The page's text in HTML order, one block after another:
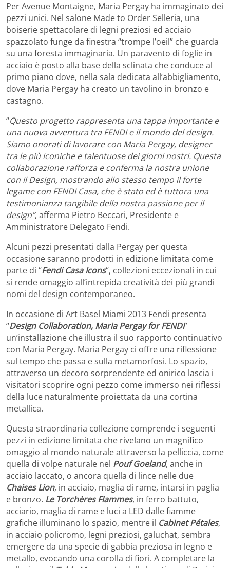
Per Avenue Montaigne, Maria Pergay ha immaginato dei
pezzi unici. Nel salone Made to Order Selleria, una
boiserie spettacolare di legni preziosi ed acciaio
spazzolato funge da finestra “trompe l’oeil” che guarda
su una foresta immaginaria. Un paravento di foglie in
acciaio è posto alla base della sclinata che conduce al
primo piano dove, nella sala dedicata all’abbigliamento,
dove Maria Pergay ha creato un tavolino in bronzo e
castagno.
“Questo progetto rappresenta una tappa importante e
una nuova avventura tra FENDI e il mondo del design.
Siamo onorati di lavorare con Maria Pergay, designer
tra le più iconiche e talentuose dei giorni nostri. Questa
collaborazione rafforza e conferma la nostra unione
con il Design, mostrando allo stesso tempo il forte
legame con FENDI Casa, che è stato ed è tuttora una
testimonianza tangibile della nostra passione per il
design”, afferma Pietro Beccari, Presidente e
Amministratore Delegato Fendi.
Alcuni pezzi presentati dalla Pergay per questa
occasione saranno prodotti in edizione limitata come
parte di “Fendi Casa Icons“, collezioni eccezionali in cui
si rende omaggio all’intrepida creatività dei più grandi
nomi del design contemporaneo.
In occasione di Art Basel Miami 2013 Fendi presenta
“Design Collaboration, Maria Pergay for FENDI”
un’installazione che illustra il suo rapporto continuativo
con Maria Pergay. Maria Pergay ci offre una riflessione
sul tempo che passa e sulla metamorfosi. Lo spazio,
attraverso un decoro sorprendente ed onirico lascia i
visitatori scoprire ogni pezzo come immerso nei riflessi
della luce naturalmente proiettata da una cortina
metallica.
Questa straordinaria collezione comprende i seguenti
pezzi in edizione limitata che rivelano un magnifico
omaggio al mondo naturale attraverso la pelliccia, come
quella di volpe naturale nel Pouf Goeland, anche in
acciaio laccato, o ancora quella di lince nelle due
Chaises Lion, in acciaio, maglia di rame, intarsi in paglia
e bronzo. Le Torchères Flammes, in ferro battuto,
acciario, maglia di rame e luci a LED dalle fiamme
grafiche illuminano lo spazio, mentre il Cabinet Pétales,
in acciaio policromo, legni preziosi, galuchat, sembra
emergere da una specie di gabbia preziosa in legno e
metallo, evocando una corolla di fiori. A completare la